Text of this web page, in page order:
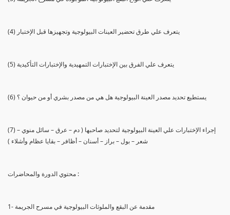
(4) يتعرف علي طرق تحضير العينات البيولوجية وتجهيزها قبل الإختبار
(5) يتعرف علي الفرق بين الإختبارات التمهيدية والإختبارات التأكيدية
(6) يستطيع تحديد مصدر العينة البيولوجية هل هي من مصدر بشري أو من حيوان ؟
(7) إجراء الإختبارات علي العينة البيولوجية لتحديد صاحبها ( دم – عرق – سائل منوي –
شعر – بول – براز – أسنان – أظافر – بقايا عظام وأشلاء )
محتوي الدورة والمحاضرات :
1- مقدمة عن البقع والملوثات البيولوجية في مسرح الجريمة